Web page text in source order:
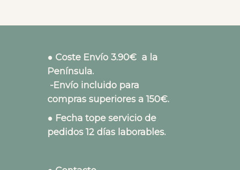
● Coste Envío 3.90€ a la
Península.
-Envío incluido para
compras superiores a 150€.
● Fecha tope servicio de
pedidos 12 días laborables.